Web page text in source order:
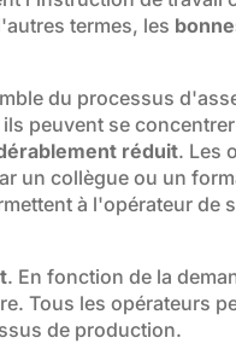
termes, les
du processus
peuvent se
réduit. Les
un collègue ou un
à l'opérateur de
. En fonction de la
Tous les opérateurs
de production.